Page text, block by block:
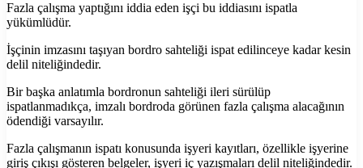
Fazla çalışma yaptığını iddia eden işçi bu iddiasını ispatla
yükümlüdür.
İşçinin imzasını taşıyan bordro sahteliği ispat edilinceye kadar kesin
delil niteliğindedir.
Bir başka anlatımla bordronun sahteliği ileri sürülüp
ispatlanmadıkça, imzalı bordroda görünen fazla çalışma alacağının
ödendiği varsayılır.
Fazla çalışmanın ispatı konusunda işyeri kayıtları, özellikle işyerine
giriş çıkışı gösteren belgeler, işyeri iç yazışmaları delil niteliğindedir.